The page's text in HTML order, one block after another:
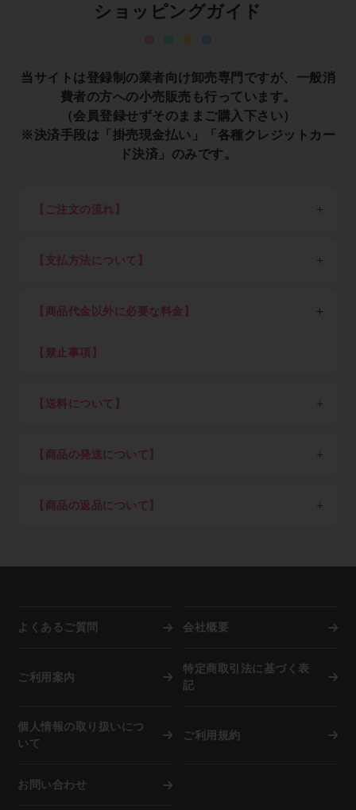
ショッピングガイド
当サイトは登録制の業者向け卸売専門ですが、一般消
費者の方への小売販売も行っています。
（会員登録せずそのままご購入下さい）
※決済手段は「掛売現金払い」「各種クレジットカー
ド決済」のみです。
【ご注文の流れ】
業者の方は最初に新規会員登録（無料）を行って下さ
STEP2：ログイン
ログイン後は商品の卸価格が表示され、商品をご自由に
STEP3：商品を選び、ショッピングカートに入れる
ご注文後のキャンセルは出来ませんので、押し間違いが
有無はメールにてお気軽にご相談ください。
します。（商品によっては納期が一週間以上かかる場合
弊社に在庫がない際は自動的にメーカーへ発注を行いま
すので、お客様都合での「注文後のキャンセル」は固く
より再入荷困難な場合は、別途ご確認のメールを差し上
げます。
す。購入前の商品確保や在庫確認は受け付けていませ
【支払方法について】
現金掛け払いご希望の方は「Paid利用規約」（売掛金
い。Paidサービス提供元の株式会社ラクーンより別途
経てログインが可能となります。審査結果ご案内のメー
ださい）
クレジットカード決済ご希望の方はショッピングカー
ト内でカード決済ボタンを押下願います。
【商品代金以外に必要な料金】
料、但し東北6県・北海道、沖縄県及び離島を除く）
【禁止事項】
・ECサイト運営を妨害する行為
・転売目的による購入
【送料について】
7,700円以上ご購入：送料弊社負担（但し東北6県・北
道2,200円）
【商品の発送について】
年始、夏季休業期など）を除き即日～3営業日以内を
中身が違うことがありますが商品に問題はございませ
複数注文の際は商品が揃い次第、弊社物流センターより
お客さまご指定場所へ発送します。
中に、運送会社の送り状番号を記載します。
この送り状番号をインターネットで照会すると、現在、
【商品の返品について】
よくあるご質問
会社概要
ご利用案内
特定商取引法に基づく表
記
個人情報の取り扱いにつ
いて
ご利用規約
お問い合わせ